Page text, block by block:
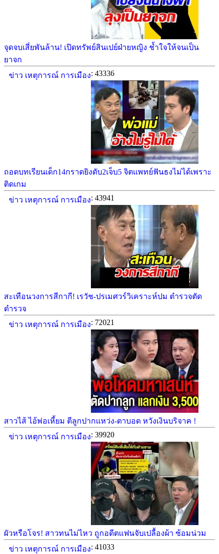
จุดจบเสี่ยพันล้าน! เปิดทรัพย์สินเปย์ฝ่ายหญิง ช้ำใจให้จนเป็น
ยาจก
ข่าว เหตุการณ์ การเมือง: 43336
ถอดบทเรียนเด็ก14กราดยิงดับ2เจ็บ5 จิตแพทย์ฟันธงไม่ได้เพราะ
ติดเกม
ข่าว เหตุการณ์ การเมือง: 43941
สะเทือนวงการสีกากี! เรวัช-ปรเมศวร์วิเคราะห์ปม ตำรวจตัด
ตำรวจ
ข่าว เหตุการณ์ การเมือง: 72021
สาวไส้ ไอ้พ่อเหี้ยม ตีลูกปากแหว่ง-ตาบอด หวังเงินบริจาค !
ข่าว เหตุการณ์ การเมือง: 39920
ผัวหรือโจร! สาวทนไม่ไหว ถูกอดีตแฟนจับเปลื้องผ้า ซ้อมน่วม
ข่าว เหตุการณ์ การเมือง: 41033